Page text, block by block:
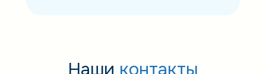
Наши контакты